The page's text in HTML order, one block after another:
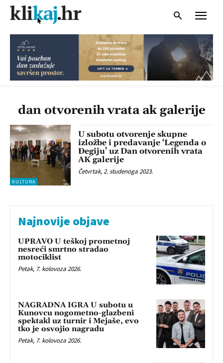
dan otvorenih vrata ak galerije
KULTURA
U subotu otvorenje skupne
izložbe i predavanje ‘Legenda o
Đegiju’ uz Dan otvorenih vrata
AK galerije
Četvrtak, 2. studenoga 2023.
Najnovije objave
UPRAVO U teškoj prometnoj
nesreći smrtno stradao
motociklist
Petak, 7. kolovoza 2026.
NAGRADNA IGRA U subotu u
Kunovcu nogometno-glazbeni
spektakl uz turnir i Mejaše, evo
tko je osvojio nagradu
Petak, 7. kolovoza 2026.